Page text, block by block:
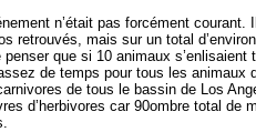
n’était pas forcément courant.
retrouvés, mais sur un total
penser que si 10 animaux
de temps pour tous les animaux
de tous le bassin de Los
d’herbivores car 90ombre total de